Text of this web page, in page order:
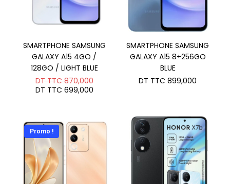
SMARTPHONE SAMSUNG
GALAXY A15 4GO /
128GO / LIGHT BLUE
DT TTC870,000Le
prix
TTC 870,000.
DT TTC 699,000Le
DT
TTC 699,000.
SMARTPHONE SAMSUNG
GALAXY A15 8+256GO
BLUE
DT TTC 899,000
Promo !